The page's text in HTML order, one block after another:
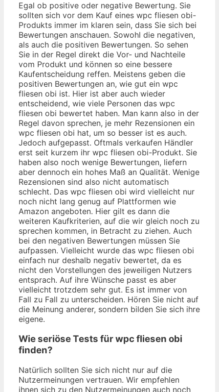
Egal ob positive oder negative Bewertung. Sie
sollten sich vor dem Kauf eines wpc fliesen obi-
Produkts immer im klaren sein, dass Sie sich bei
Bewertungen anschauen. Sowohl die negativen,
als auch die positiven Bewertungen. So sehen
Sie in der Regel direkt die Vor- und Nachteile
vom Produkt und können so eine bessere
Kaufentscheidung reffen. Meistens geben die
positiven Bewertungen an, wie gut ein wpc
fliesen obi ist. Hier ist aber auch wieder
entscheidend, wie viele Personen das wpc
fliesen obi bewertet haben. Man kann also in der
Regel davon sprechen, je mehr Rezensionen ein
wpc fliesen obi hat, um so besser ist es auch.
Jedoch aufgepasst. Oftmals verkaufen Händler
erst seit kurzem ihr wpc fliesen obi-Produkt. Sie
haben also noch wenige Bewertungen, liefern
aber dennoch ein hohes Maß an Qualität. Wenige
Rezensionen sind also nicht automatisch
schlecht. Das wpc fliesen obi wird vielleicht nur
noch nicht lang genug auf Plattformen wie
Amazon angeboten. Hier gilt es dann die
weiteren Kaufkriterien, auf die wir gleich noch zu
sprechen kommen, in Betracht zu ziehen. Auch
bei den negativen Bewertungen müssen Sie
aufpassen. Vielleicht wurde das wpc fliesen obi
einfach nur deshalb negativ bewertet, da es
nicht den Vorstellungen des jeweiligen Nutzers
entsprach. Auf ihre Wünsche passt es aber
vielleicht trotzdem sehr gut. Es ist immer von
Fall zu Fall zu unterscheiden. Hören Sie nicht auf
die Meinung anderer, sondern bilden Sie sich ihre
eigene.
Wie seriöse Tests für wpc fliesen obi
finden?
Natürlich sollten Sie sich nicht nur auf die
Nutzermeinungen vertrauen. Wir empfehlen
ihnen sich zu den Nutzermeinungen auch noch